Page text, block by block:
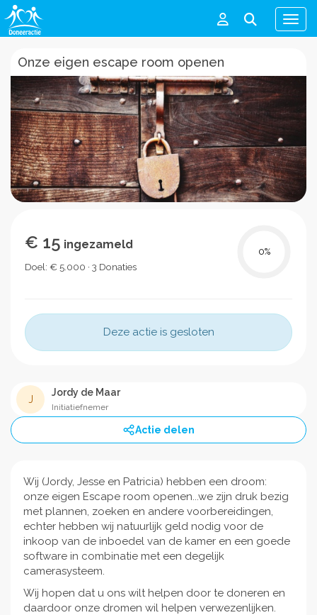
Menu
Onze eigen escape room openen
€ 15 ingezameld
Doel: € 5.000 · 3 Donaties
0%
Deze actie is gesloten
J
Jordy de Maar
Initiatiefnemer
Actie delen
Wij (Jordy, Jesse en Patricia) hebben een droom:
onze eigen Escape room openen...we zijn druk bezig
met plannen, zoeken en andere voorbereidingen,
echter hebben wij natuurlijk geld nodig voor de
inkoop van de inboedel van de kamer en een goede
software in combinatie met een degelijk
camerasysteem.
Wij hopen dat u ons wilt helpen door te doneren en
daardoor onze dromen wil helpen verwezenlijken.